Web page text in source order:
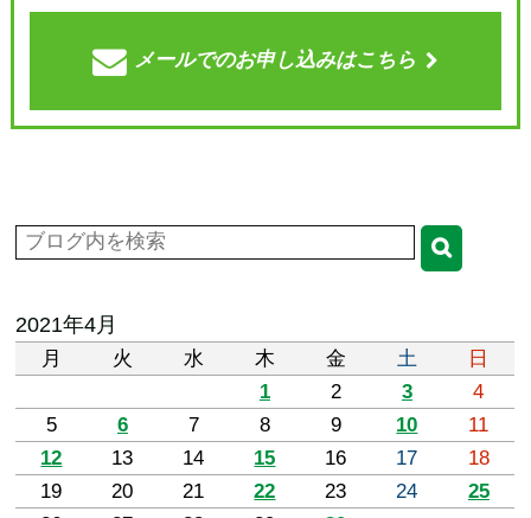
メールでのお申し込みはこちら
2021年4月
月 火 水 木 金 土
日
1
2 3
4
5
6 7 8 9 10
11
12
13 14 15 16 17
18
19
20 21 22 23 24
25